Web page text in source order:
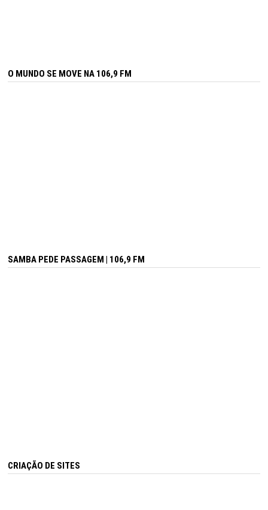
O MUNDO SE MOVE NA 106,9 FM
SAMBA PEDE PASSAGEM | 106,9 FM
CRIAÇÃO DE SITES